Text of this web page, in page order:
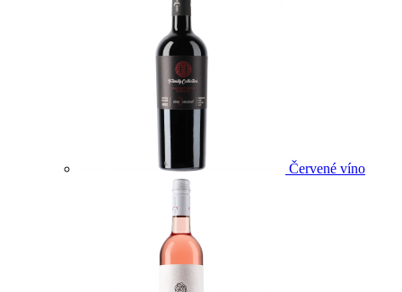
Červené víno